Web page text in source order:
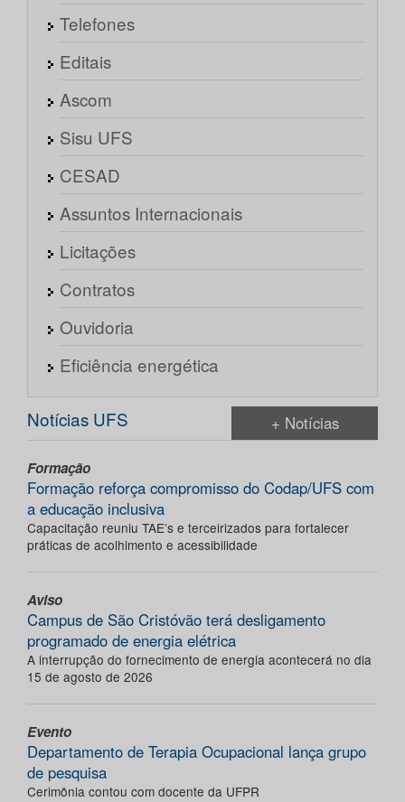
Telefones
Editais
Ascom
Sisu UFS
CESAD
Assuntos Internacionais
Licitações
Contratos
Ouvidoria
Eficiência energética
Notícias UFS + Notícias
Formação
Formação reforça compromisso do Codap/UFS com
a educação inclusiva
Capacitação reuniu TAE’s e terceirizados para fortalecer
práticas de acolhimento e acessibilidade
Aviso
Campus de São Cristóvão terá desligamento
programado de energia elétrica
A interrupção do fornecimento de energia acontecerá no dia
15 de agosto de 2026
Evento
Departamento de Terapia Ocupacional lança grupo
de pesquisa
Cerimônia contou com docente da UFPR